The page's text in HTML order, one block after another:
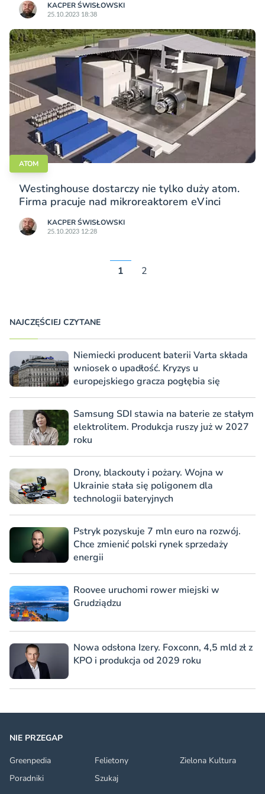
KACPER ŚWISŁO­WSKI
25.10.2023 18:38
ATOM
Westinghouse dostarczy nie tylko duży atom.
Firma pracuje nad mikroreaktorem eVinci
KACPER ŚWISŁO­WSKI
25.10.2023 12:28
1 2
NAJCZĘŚCIEJ CZYTANE
Niemiecki producent baterii Varta składa
wniosek o upadłość. Kryzys u
europejskiego gracza pogłębia się
Samsung SDI stawia na baterie ze stałym
elektrolitem. Produkcja ruszy już w 2027
roku
Drony, blackouty i pożary. Wojna w
Ukrainie stała się poligonem dla
technologii bateryjnych
Pstryk pozyskuje 7 mln euro na rozwój.
Chce zmienić polski rynek sprzedaży
energii
Roovee uruchomi rower miejski w
Grudziądzu
Nowa odsłona Izery. Foxconn, 4,5 mld zł z
KPO i produkcja od 2029 roku
NIE PRZEGAP
Greenpedia
Felietony
Zielona Kultura
Poradniki
Szukaj